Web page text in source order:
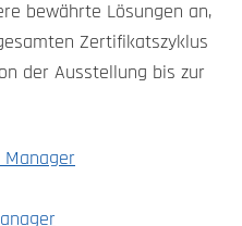
bewährte Lösungen an,
Zertifikatszyklus
der Ausstellung bis zur
Manager